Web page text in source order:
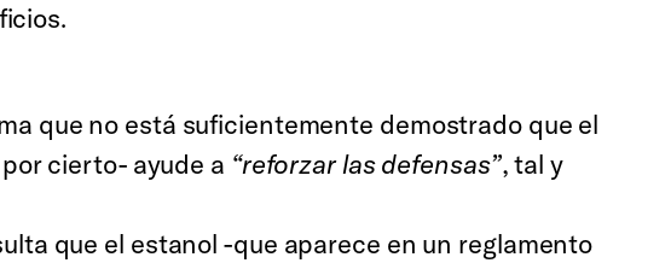
que no está suficientemente demostrado que el
cierto- ayude a “reforzar las defensas”, tal y
que el estanol -que aparece en un reglamento